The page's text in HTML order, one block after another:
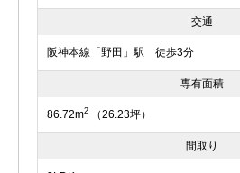
交通
阪神本線「野田」駅 徒歩3分
専有面積
86.72m2 （26.23坪）
間取り